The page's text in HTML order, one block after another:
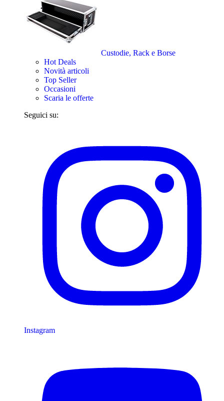
Custodie, Rack e Borse
Hot Deals
Novità articoli
Top Seller
Occasioni
Scaria le offerte
Seguici su:
Instagram